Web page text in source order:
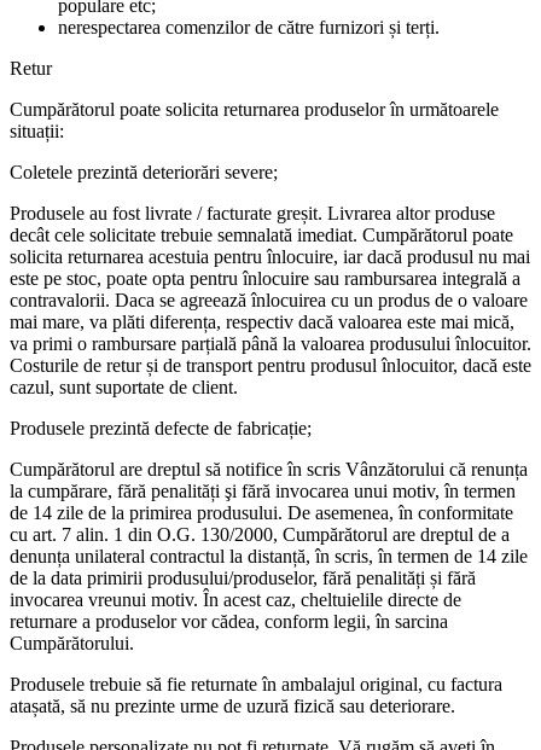
populare etc;
nerespectarea comenzilor de către furnizori și terți.
Retur
Cumpărătorul poate solicita returnarea produselor în următoarele
situații:
Coletele prezintă deteriorări severe;
Produsele au fost livrate / facturate greșit. Livrarea altor produse
decât cele solicitate trebuie semnalată imediat. Cumpărătorul poate
solicita returnarea acestuia pentru înlocuire, iar dacă produsul nu mai
este pe stoc, poate opta pentru înlocuire sau rambursarea integrală a
contravalorii. Daca se agreează înlocuirea cu un produs de o valoare
mai mare, va plăti diferența, respectiv dacă valoarea este mai mică,
va primi o rambursare parțială până la valoarea produsului înlocuitor.
Costurile de retur și de transport pentru produsul înlocuitor, dacă este
cazul, sunt suportate de client.
Produsele prezintă defecte de fabricație;
Cumpărătorul are dreptul să notifice în scris Vânzătorului că renunța
la cumpărare, fără penalități şi fără invocarea unui motiv, în termen
de 14 zile de la primirea produsului. De asemenea, în conformitate
cu art. 7 alin. 1 din O.G. 130/2000, Cumpărătorul are dreptul de a
denunța unilateral contractul la distanță, în scris, în termen de 14 zile
de la data primirii produsului/produselor, fără penalități și fără
invocarea vreunui motiv. În acest caz, cheltuielile directe de
returnare a produselor vor cădea, conform legii, în sarcina
Cumpărătorului.
Produsele trebuie să fie returnate în ambalajul original, cu factura
atașată, să nu prezinte urme de uzură fizică sau deteriorare.